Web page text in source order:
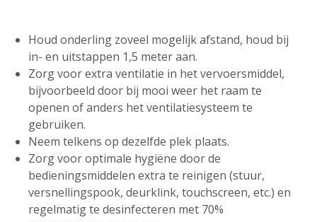
Houd onderling zoveel mogelijk afstand, houd bij
in- en uitstappen 1,5 meter aan.
Zorg voor extra ventilatie in het vervoersmiddel,
bijvoorbeeld door bij mooi weer het raam te
openen of anders het ventilatiesysteem te
gebruiken.
Neem telkens op dezelfde plek plaats.
Zorg voor optimale hygiëne door de
bedieningsmiddelen extra te reinigen (stuur,
versnellingspook, deurklink, touchscreen, etc.) en
regelmatig te desinfecteren met 70%